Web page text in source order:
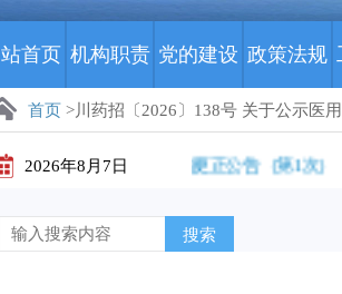
首页 机构职责 党的建设 政策法规
首页 >川药招〔2026〕138号 关于公示医
2026年8月7日
数字胶片）集中采购更正公告（第1次）
搜索